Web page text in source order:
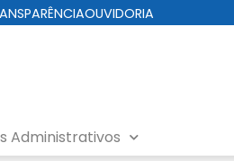
OUVIDORIA
Administrativos